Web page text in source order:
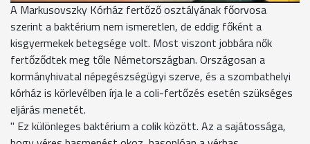
A Markusovszky Kórház fertőző osztályának főorvosa
szerint a baktérium nem ismeretlen, de eddig főként a
kisgyermekek betegsége volt. Most viszont jobbára nők
fertőződtek meg tőle Németországban. Országosan a
kormányhivatal népegészségügyi szerve, és a szombathelyi
kórház is körlevélben írja le a coli-fertőzés esetén szükséges
eljárás menetét.
" Ez különleges baktérium a colik között. Az a sajátossága,